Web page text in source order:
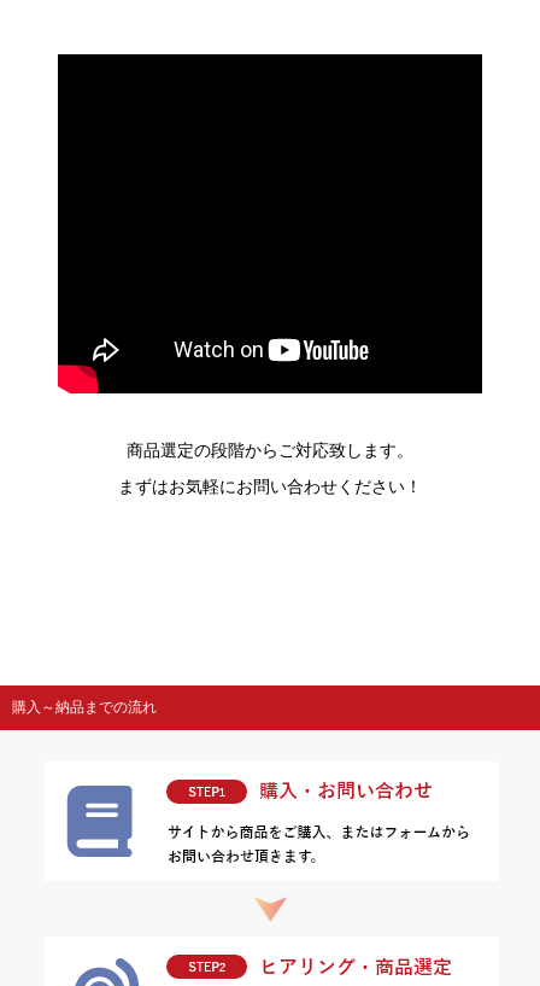
商品選定の段階からご対応致します。
まずはお気軽にお問い合わせください！
購入～納品までの流れ